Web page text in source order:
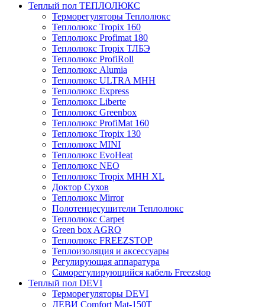
Теплый пол ТЕПЛОЛЮКС
Терморегуляторы Теплолюкс
Теплолюкс Tropix 160
Теплолюкс Profimat 180
Теплолюкс Tropix ТЛБЭ
Теплолюкс ProfiRoll
Теплолюкс Alumia
Теплолюкс ULTRA МНН
Теплолюкс Express
Теплолюкс Liberte
Теплолюкс Greenbox
Теплолюкс ProfiMat 160
Теплолюкс Tropix 130
Теплолюкс MINI
Теплолюкс EvoHeat
Теплолюкс NEO
Теплолюкс Tropix МНН XL
Доктор Сухов
Теплолюкс Mirror
Полотенцесушители Теплолюкс
Теплолюкс Carpet
Green box AGRO
Теплолюкс FREEZSTOP
Теплоизоляция и аксессуары
Регулирующая аппаратура
Cаморегулирующийся кабель Freezstop
Теплый пол DEVI
Терморегуляторы DEVI
ДЕВИ Comfort Mat-150T